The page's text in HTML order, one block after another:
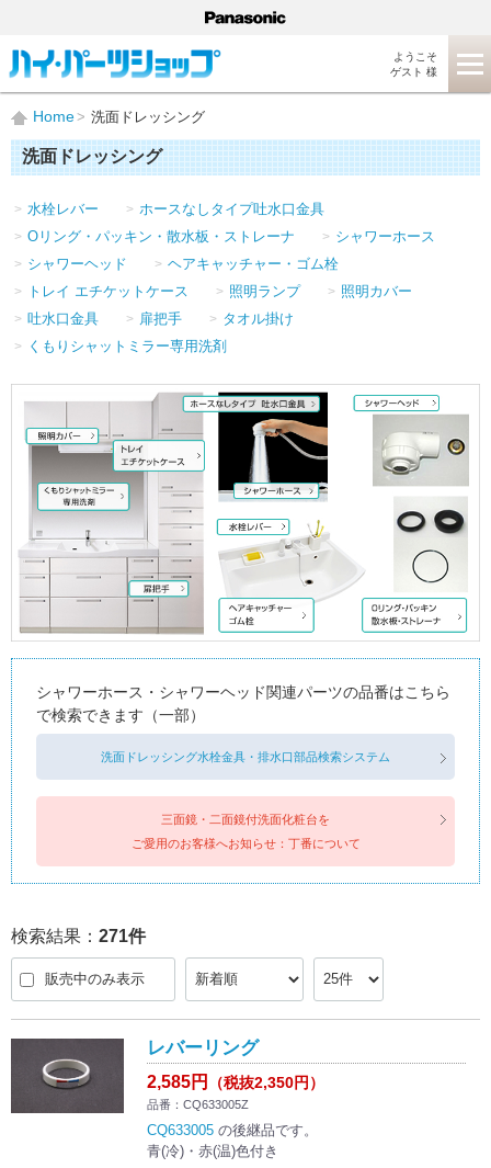
ようこそ
ゲスト 様
Home 洗面ドレッシング
洗面ドレッシング
水栓レバー
ホースなしタイプ吐水口金具
Oリング・パッキン・散水板・ストレーナ
シャワーホース
シャワーヘッド
ヘアキャッチャー・ゴム栓
トレイ エチケットケース
照明ランプ
照明カバー
吐水口金具
扉把手
タオル掛け
くもりシャットミラー専用洗剤
シャワーホース・シャワーヘッド関連パーツの品番はこちら
で検索できます（一部）
洗面ドレッシング水栓金具・排水口部品検索システム
三面鏡・二面鏡付洗面化粧台を
ご愛用のお客様へお知らせ：丁番について
検索結果： 271件
販売中のみ表示
レバーリング
2,585円 （税抜2,350円）
品番：CQ633005Z
CQ633005の後継品です。
青(冷)・赤(温)色付き